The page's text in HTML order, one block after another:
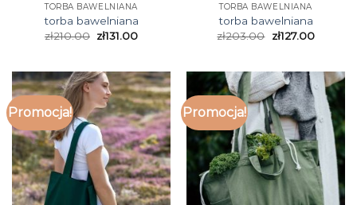
TORBA BAWELNIANA
torba bawelniana
zł210.00 zł131.00
TORBA BAWELNIANA
torba bawelniana
zł203.00 zł127.00
Promocja! Promocja!